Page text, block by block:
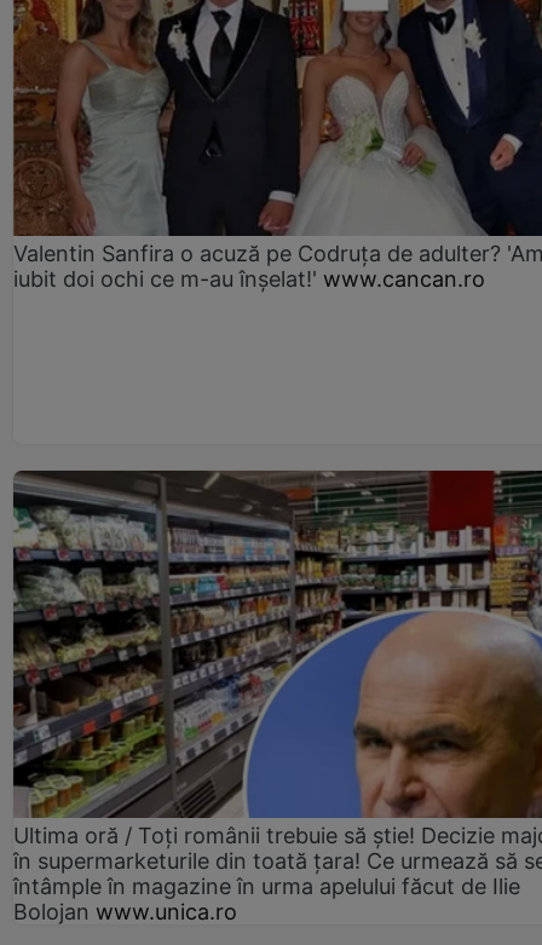
Valentin Sanfira o acuză pe Codruța de adulter?
iubit doi ochi ce m-au înșelat!' www.cancan.ro
Ultima oră / Toți românii trebuie să știe! Decizie
în supermarketurile din toată țara! Ce urmează să
întâmple în magazine în urma apelului făcut de Ilie
Bolojan www.unica.ro